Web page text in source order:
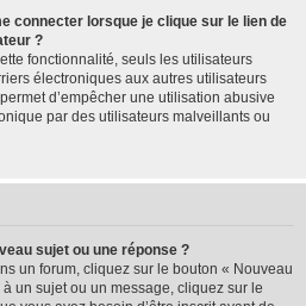
connecter lorsque je clique sur le lien de
?
fonctionnalité, seuls les utilisateurs
électroniques aux autres utilisateurs
d’empêcher une utilisation abusive
par des utilisateurs malveillants ou
sujet ou une réponse ?
un forum, cliquez sur le bouton « Nouveau
un sujet ou un message, cliquez sur le